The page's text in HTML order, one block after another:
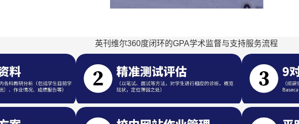
英刊维尔360度闭环的GPA学术监督与支持服务流程